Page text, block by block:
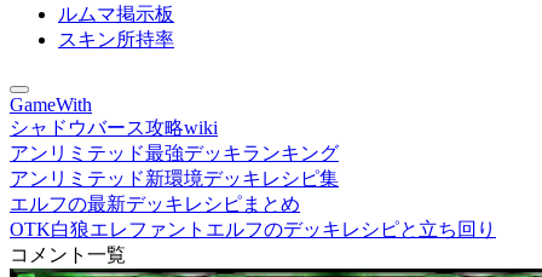
ルムマ掲示板
スキン所持率
GameWith
シャドウバース攻略wiki
アンリミテッド最強デッキランキング
アンリミテッド新環境デッキレシピ集
エルフの最新デッキレシピまとめ
OTK白狼エレファントエルフのデッキレシピと立ち回り
コメント一覧